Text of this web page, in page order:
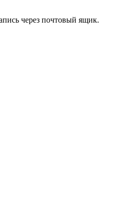
через почтовый ящик.